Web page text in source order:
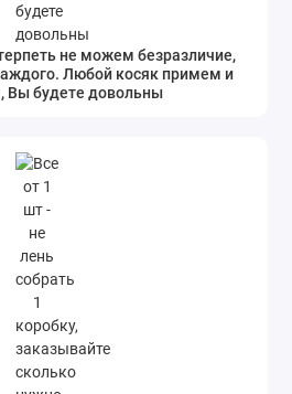
не можем безразличие,
Любой косяк примем и
Вы будете довольны